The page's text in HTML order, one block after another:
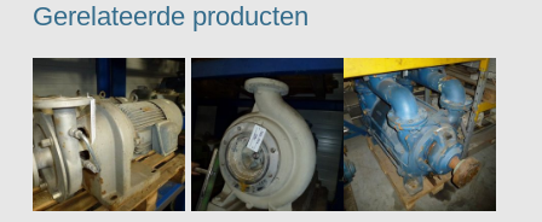
Gerelateerde producten